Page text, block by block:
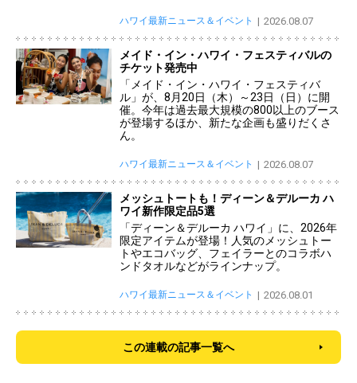
ハワイ最新ニュース＆イベント 2026.08.07
メイド・イン・ハワイ・フェスティバルの
チケット発売中
「メイド・イン・ハワイ・フェスティバ
ル」が、8月20日（木）～23日（日）に開
催。今年は過去最大規模の800以上のブース
が登場するほか、新たな企画も盛りだくさ
ん。
ハワイ最新ニュース＆イベント 2026.08.07
メッシュトートも！ディーン＆デルーカ ハ
ワイ新作限定品5選
「ディーン＆デルーカ ハワイ」に、2026年
限定アイテムが登場！人気のメッシュトー
トやエコバッグ、フェイラーとのコラボハ
ンドタオルなどがラインナップ。
ハワイ最新ニュース＆イベント 2026.08.01
この連載の記事一覧へ